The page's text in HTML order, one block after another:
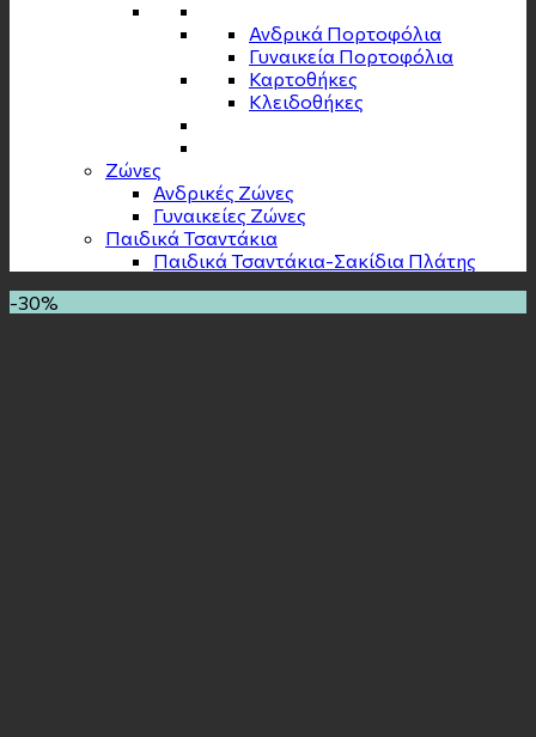
Ανδρικά Πορτοφόλια
Γυναικεία Πορτοφόλια
Καρτοθήκες
Κλειδοθήκες
Zώνες
Ανδρικές Ζώνες
Γυναικείες Ζώνες
Παιδικά Τσαντάκια
Παιδικά Τσαντάκια-Σακίδια Πλάτης
-30%